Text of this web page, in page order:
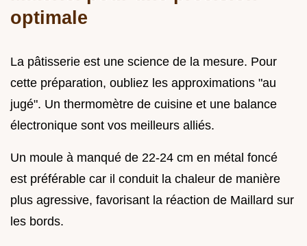
optimale
La pâtisserie est une science de la mesure. Pour
cette préparation, oubliez les approximations "au
jugé". Un thermomètre de cuisine et une balance
électronique sont vos meilleurs alliés.
Un moule à manqué de 22-24 cm en métal foncé
est préférable car il conduit la chaleur de manière
plus agressive, favorisant la réaction de Maillard sur
les bords.